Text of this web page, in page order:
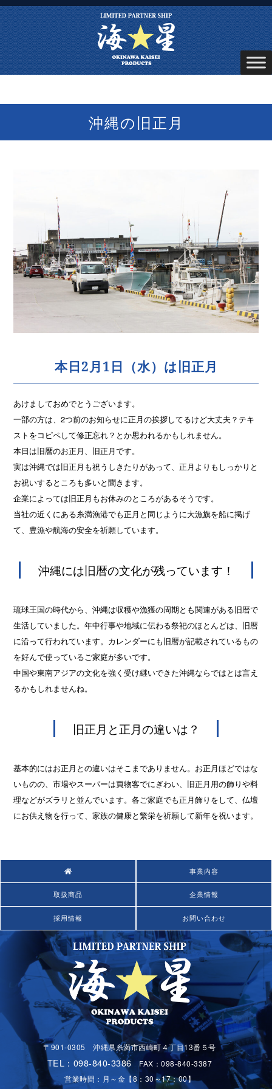
沖縄の旧正月
本日2月1日（水）は旧正月
あけましておめでとうございます。
一部の方は、2つ前のお知らせに正月の挨拶してるけど大丈夫？テキ
ストをコピペして修正忘れ？とか思われるかもしれません。
本日は旧暦のお正月、旧正月です。
実は沖縄では旧正月も祝うしきたりがあって、正月よりもしっかりと
お祝いするところも多いと聞きます。
企業によっては旧正月もお休みのところがあるそうです。
当社の近くにある糸満漁港でも正月と同じように大漁旗を船に掲げ
て、豊漁や航海の安全を祈願しています。
沖縄には旧暦の文化が残っています！
琉球王国の時代から、沖縄は収穫や漁獲の周期とも関連がある旧暦で
生活していました。年中行事や地域に伝わる祭祀のほとんどは、旧暦
に沿って行われています。カレンダーにも旧暦が記載されているもの
を好んで使っているご家庭が多いです。
中国や東南アジアの文化を強く受け継いできた沖縄ならではとは言え
るかもしれませんね。
旧正月と正月の違いは？
基本的にはお正月との違いはそこまでありません。お正月ほどではな
いものの、市場やスーパーは買物客でにぎわい、旧正月用の飾りや料
理などがズラリと並んでいます。各ご家庭でも正月飾りをして、仏壇
にお供え物を行って、家族の健康と繁栄を祈願して新年を祝います。
事業内容
取扱商品 企業情報
採用情報 お問い合わせ
〒901-0305 沖縄県糸満市西崎町４丁目13番５号
TEL：098-840-3386 FAX：098-840-3387
営業時間：月～金【8：30～17：00】